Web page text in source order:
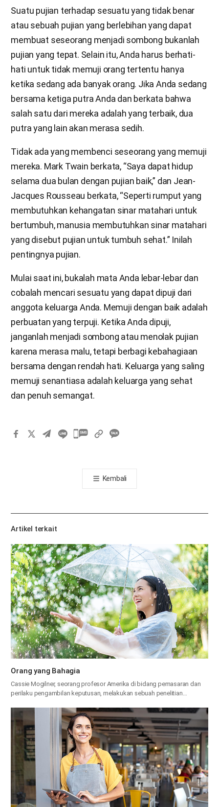
Suatu pujian terhadap sesuatu yang tidak benar
atau sebuah pujian yang berlebihan yang dapat
membuat seseorang menjadi sombong bukanlah
pujian yang tepat. Selain itu, Anda harus berhati-
hati untuk tidak memuji orang tertentu hanya
ketika sedang ada banyak orang. Jika Anda sedang
bersama ketiga putra Anda dan berkata bahwa
salah satu dari mereka adalah yang terbaik, dua
putra yang lain akan merasa sedih.
Tidak ada yang membenci seseorang yang memuji
mereka. Mark Twain berkata, “Saya dapat hidup
selama dua bulan dengan pujian baik,” dan Jean-
Jacques Rousseau berkata, “Seperti rumput yang
membutuhkan kehangatan sinar matahari untuk
bertumbuh, manusia membutuhkan sinar matahari
yang disebut pujian untuk tumbuh sehat.” Inilah
pentingnya pujian.
Mulai saat ini, bukalah mata Anda lebar-lebar dan
cobalah mencari sesuatu yang dapat dipuji dari
anggota keluarga Anda. Memuji dengan baik adalah
perbuatan yang terpuji. Ketika Anda dipuji,
janganlah menjadi sombong atau menolak pujian
karena merasa malu, tetapi berbagi kebahagiaan
bersama dengan rendah hati. Keluarga yang saling
memuji senantiasa adalah keluarga yang sehat
dan penuh semangat.
카
톡
공
기
Kembali
Artikel terkait
Orang yang Bahagia
Cassie Mogilner, seorang profesor Amerika di bidang pemasaran dan
perilaku pengambilan keputusan, melakukan sebuah penelitian…